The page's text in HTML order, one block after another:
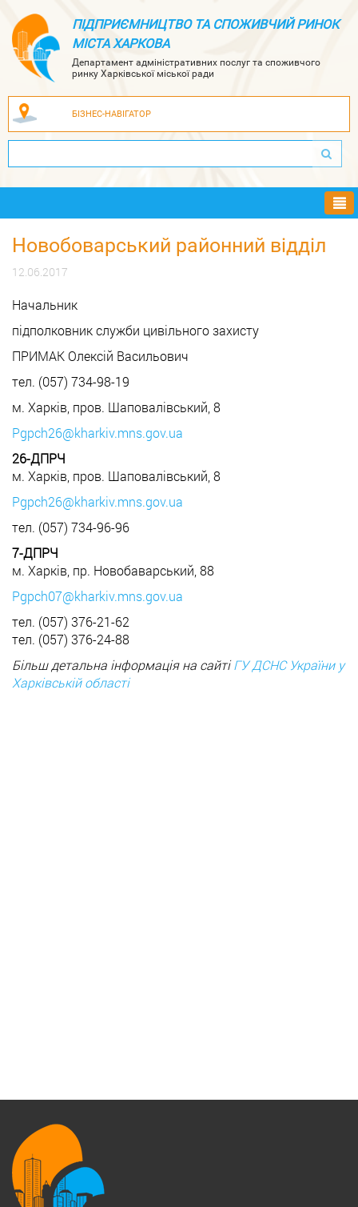
ПІДПРИЄМНИЦТВО ТА СПОЖИВЧИЙ РИНОК
МІСТА ХАРКОВА
Департамент адміністративних послуг та споживчого
ринку Харківської міської ради
БІЗНЕС-НАВІГАТОР
Новобоварський районний відділ
12.06.2017
Начальник
підполковник служби цивільного захисту
ПРИМАК Олексій Васильович
тел. (057) 734-98-19
м. Харків, пров. Шаповалівський, 8
Pgpch26@kharkiv.mns.gov.ua
26-ДПРЧ
м. Харків, пров. Шаповалівський, 8
Pgpch26@kharkiv.mns.gov.ua
тел. (057) 734-96-96
7-ДПРЧ
м. Харків, пр. Новобаварський, 88
Pgpch07@kharkiv.mns.gov.ua
тел. (057) 376-21-62
тел. (057) 376-24-88
Більш детальна інформація на сайтіГУ ДСНС України у
Харківській області